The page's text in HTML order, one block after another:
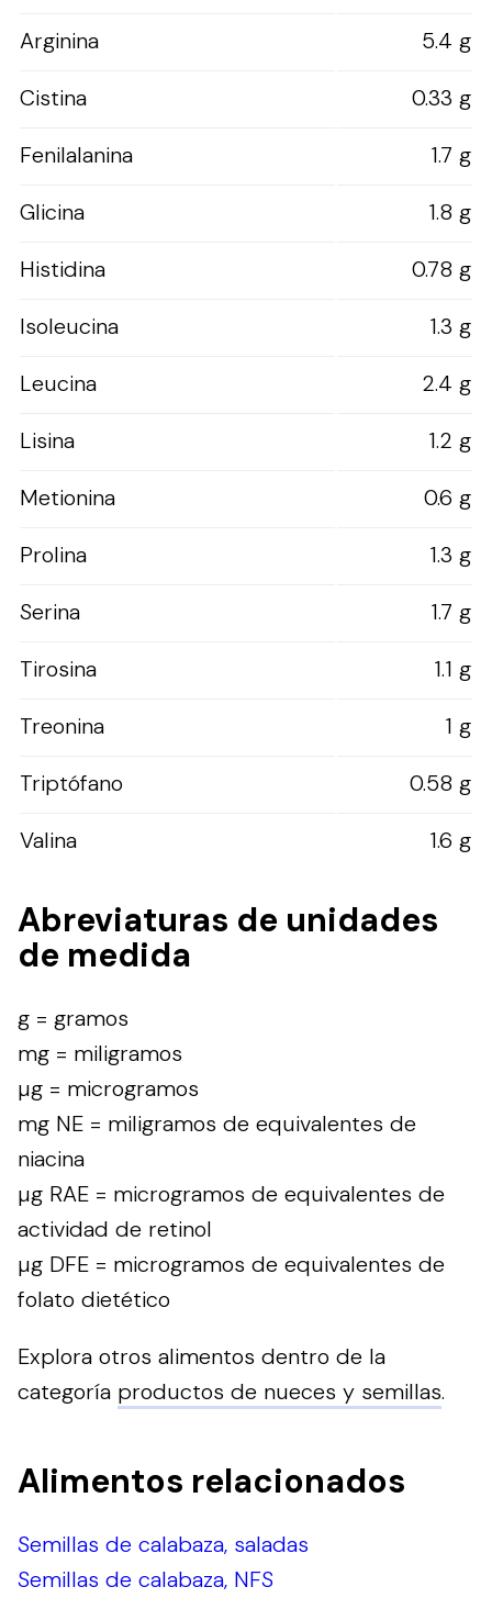
Arginina
5.4 g
Cistina
0.33 g
Fenilalanina
1.7 g
Glicina
1.8 g
Histidina
0.78 g
Isoleucina
1.3 g
Leucina
2.4 g
Lisina
1.2 g
Metionina
0.6 g
Prolina
1.3 g
Serina
1.7 g
Tirosina
1.1 g
Treonina
1 g
Triptófano
0.58 g
Valina
1.6 g
Abreviaturas de unidades
de medida
g = gramos
mg = miligramos
µg = microgramos
mg NE = miligramos de equivalentes de
niacina
µg RAE = microgramos de equivalentes de
actividad de retinol
µg DFE = microgramos de equivalentes de
folato dietético
Explora otros alimentos dentro de la
categoría productos de nueces y semillas.
Alimentos relacionados
Semillas de calabaza, saladas
Semillas de calabaza, NFS